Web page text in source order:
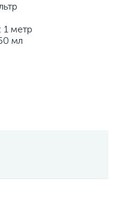
1 метр
мл